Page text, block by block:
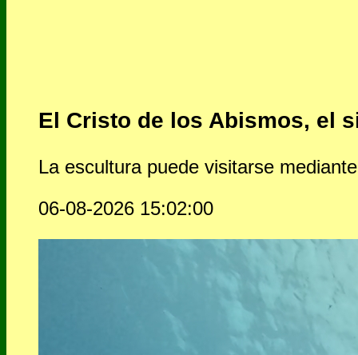
El Cristo de los Abismos, el
La escultura puede visitarse
06-08-2026 15:02:00